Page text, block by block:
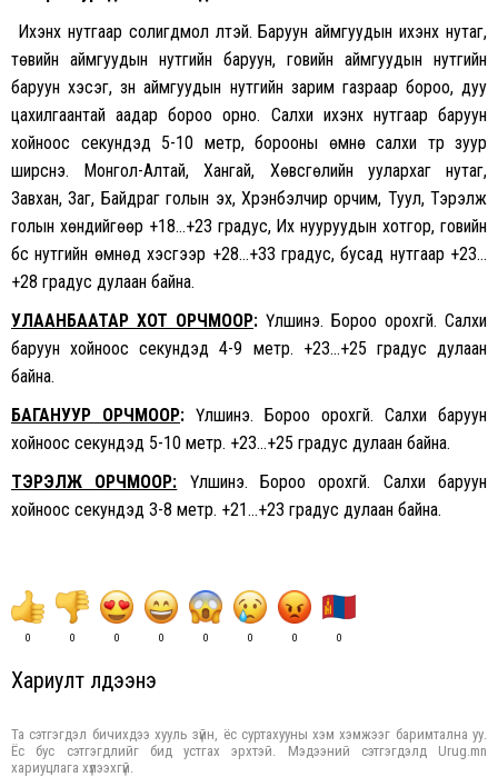
Ихэнх нутгаар солигдмол үүлтэй. Баруун аймгуудын ихэнх нутаг,
төвийн аймгуудын нутгийн баруун, говийн аймгуудын нутгийн
баруун хэсэг, зүүн аймгуудын нутгийн зарим газраар бороо, дуу
цахилгаантай аадар бороо орно. Салхи ихэнх нутгаар баруун
хойноос секундэд 5-10 метр, борооны өмнө салхи түр зуур
ширүүснэ. Монгол-Алтай, Хангай, Хөвсгөлийн уулархаг нутаг,
Завхан, Заг, Байдраг голын эх, Хүрэнбэлчир орчим, Туул, Тэрэлж
голын хөндийгөөр +18…+23 градус, Их нууруудын хотгор, говийн
бүс нутгийн өмнөд хэсгээр +28…+33 градус, бусад нутгаар +23…
+28 градус дулаан байна.
УЛААНБААТАР ХОТ ОРЧМООР: Үүлшинэ. Бороо орохгүй. Салхи
баруун хойноос секундэд 4-9 метр. +23…+25 градус дулаан
байна.
БАГАНУУР ОРЧМООР: Үүлшинэ. Бороо орохгүй. Салхи баруун
хойноос секундэд 5-10 метр. +23…+25 градус дулаан байна.
ТЭРЭЛЖ ОРЧМООР:
Үүлшинэ. Бороо орохгүй. Салхи баруун
хойноос секундэд 3-8 метр. +21…+23 градус дулаан байна.
0 0 0 0 0 0 0 0
Хариулт үлдээнэ үү
Та сэтгэгдэл бичихдээ хууль зүйн, ёс суртахууны хэм хэмжээг баримтална уу.
Ёс бус сэтгэгдлийг бид устгах эрхтэй. Мэдээний сэтгэгдэлд Urug.mn
хариуцлага хүлээхгүй.